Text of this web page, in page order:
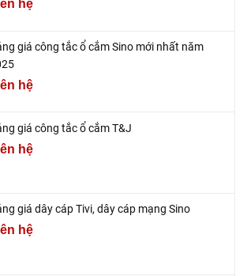
hệ
giá công tắc ổ cắm Sino mới nhất năm
hệ
giá công tắc ổ cắm T&J
hệ
giá dây cáp Tivi, dây cáp mạng Sino
hệ